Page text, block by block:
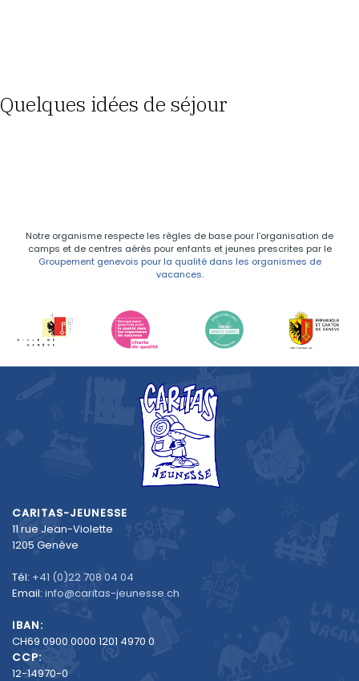
Quelques idées de séjour
Notre organisme respecte les règles de base pour l’organisation de
camps et de centres aérés pour enfants et jeunes prescrites par le
Groupement genevois pour la qualité dans les organismes de
vacances.
CARITAS-JEUNESSE
11 rue Jean-Violette
1205 Genève
Tél: +41 (0)22 708 04 04
Email: info@caritas-jeunesse.ch
IBAN:
CH69 0900 0000 1201 4970 0
CCP:
12-14970-0